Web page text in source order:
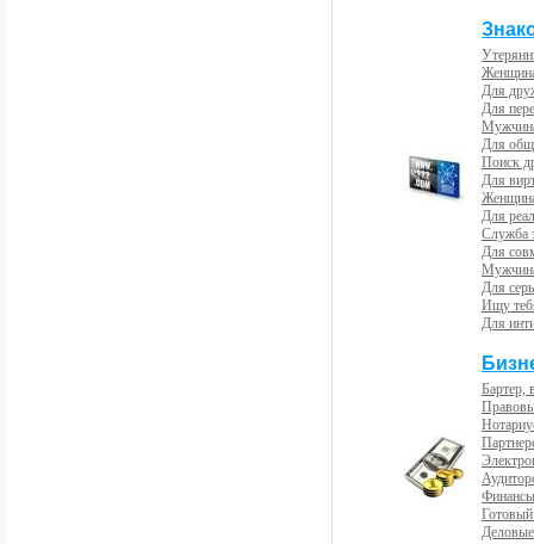
Для
Для
Для
Поиск
Для
Для
Служба
Для
Для
Ищу
Для
Бартер,
Готовый